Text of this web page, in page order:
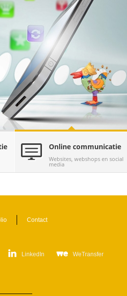
Online communicatie
Websites, webshops en social
media
(actieve tabblad)
Contact
LinkedIn WeTransfer